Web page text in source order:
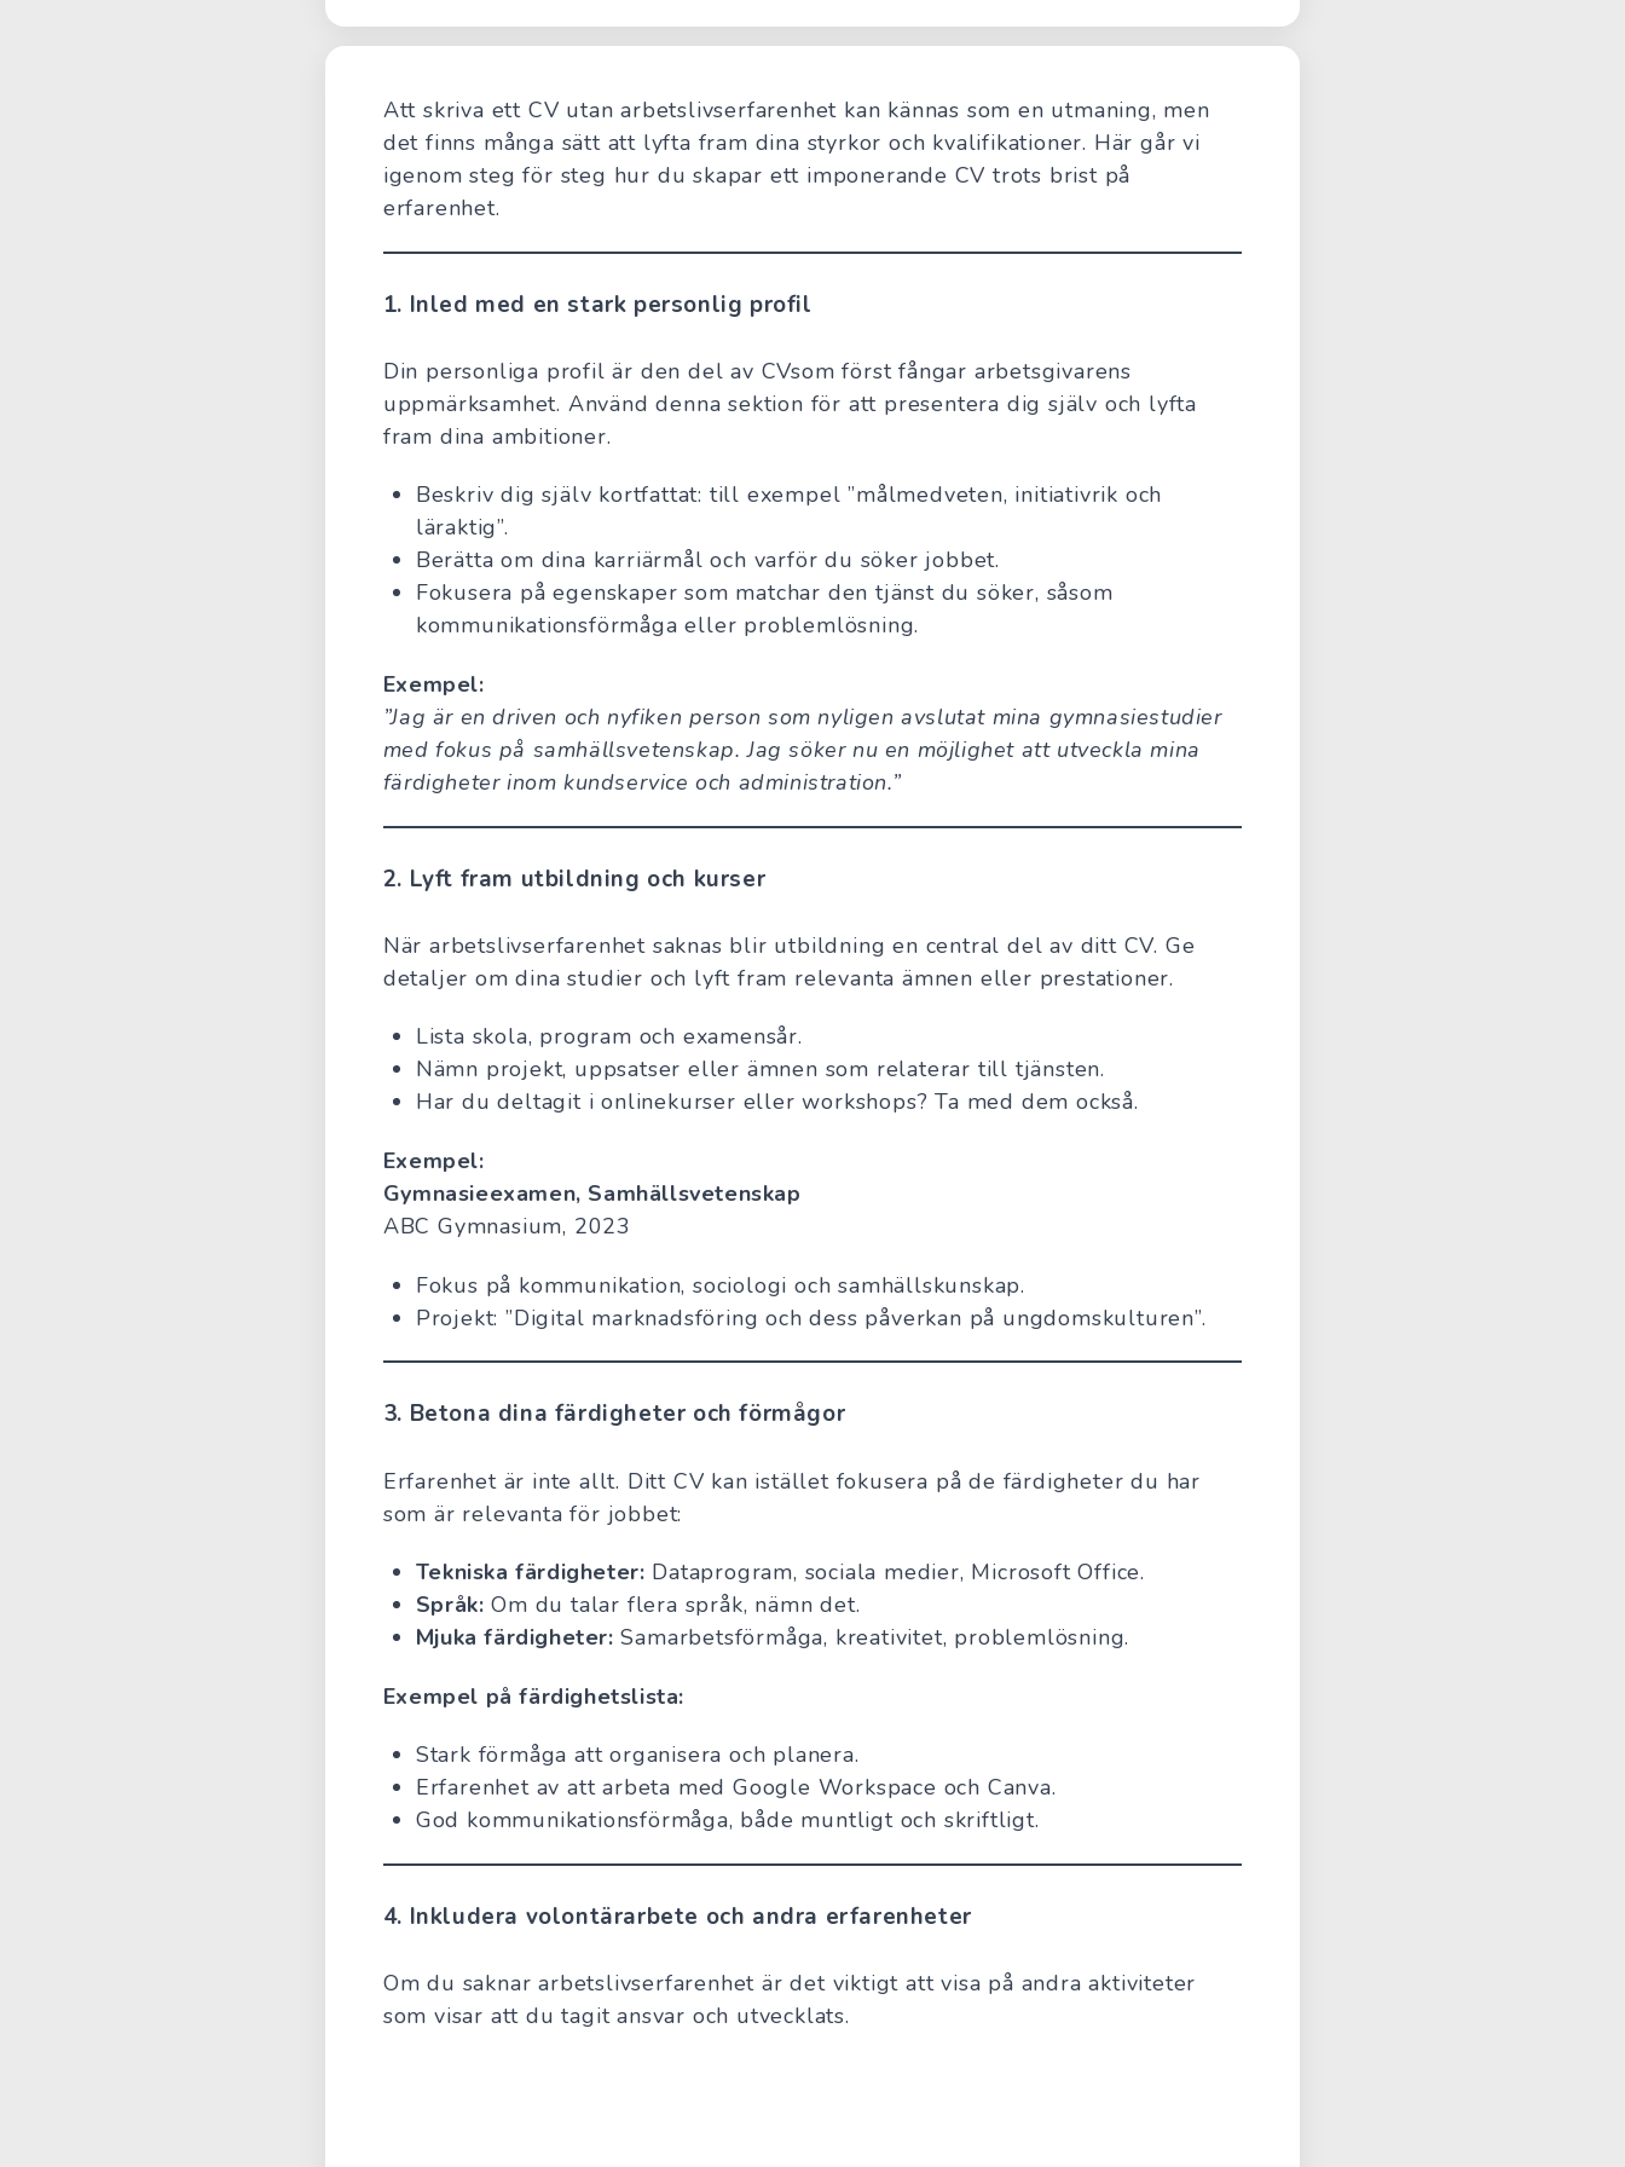
Att skriva ett CV utan arbetslivserfarenhet kan kännas som en utmaning, men
det finns många sätt att lyfta fram dina styrkor och kvalifikationer. Här går vi
igenom steg för steg hur du skapar ett imponerande CV trots brist på
erfarenhet.
1. Inled med en stark personlig profil
Din personliga profil är den del av CVsom först fångar arbetsgivarens
uppmärksamhet. Använd denna sektion för att presentera dig själv och lyfta
fram dina ambitioner.
Beskriv dig själv kortfattat: till exempel ”målmedveten, initiativrik och
läraktig”.
Berätta om dina karriärmål och varför du söker jobbet.
Fokusera på egenskaper som matchar den tjänst du söker, såsom
kommunikationsförmåga eller problemlösning.
Exempel:
”Jag är en driven och nyfiken person som nyligen avslutat mina gymnasiestudier
med fokus på samhällsvetenskap. Jag söker nu en möjlighet att utveckla mina
färdigheter inom kundservice och administration.”
2. Lyft fram utbildning och kurser
När arbetslivserfarenhet saknas blir utbildning en central del av ditt CV. Ge
detaljer om dina studier och lyft fram relevanta ämnen eller prestationer.
Lista skola, program och examensår.
Nämn projekt, uppsatser eller ämnen som relaterar till tjänsten.
Har du deltagit i onlinekurser eller workshops? Ta med dem också.
Exempel:
Gymnasieexamen, Samhällsvetenskap
ABC Gymnasium, 2023
Fokus på kommunikation, sociologi och samhällskunskap.
Projekt: ”Digital marknadsföring och dess påverkan på ungdomskulturen”.
3. Betona dina färdigheter och förmågor
Erfarenhet är inte allt. Ditt CV kan istället fokusera på de färdigheter du har
som är relevanta för jobbet:
Tekniska färdigheter: Dataprogram, sociala medier, Microsoft Office.
Språk: Om du talar flera språk, nämn det.
Mjuka färdigheter: Samarbetsförmåga, kreativitet, problemlösning.
Exempel på färdighetslista:
Stark förmåga att organisera och planera.
Erfarenhet av att arbeta med Google Workspace och Canva.
God kommunikationsförmåga, både muntligt och skriftligt.
4. Inkludera volontärarbete och andra erfarenheter
Om du saknar arbetslivserfarenhet är det viktigt att visa på andra aktiviteter
som visar att du tagit ansvar och utvecklats.